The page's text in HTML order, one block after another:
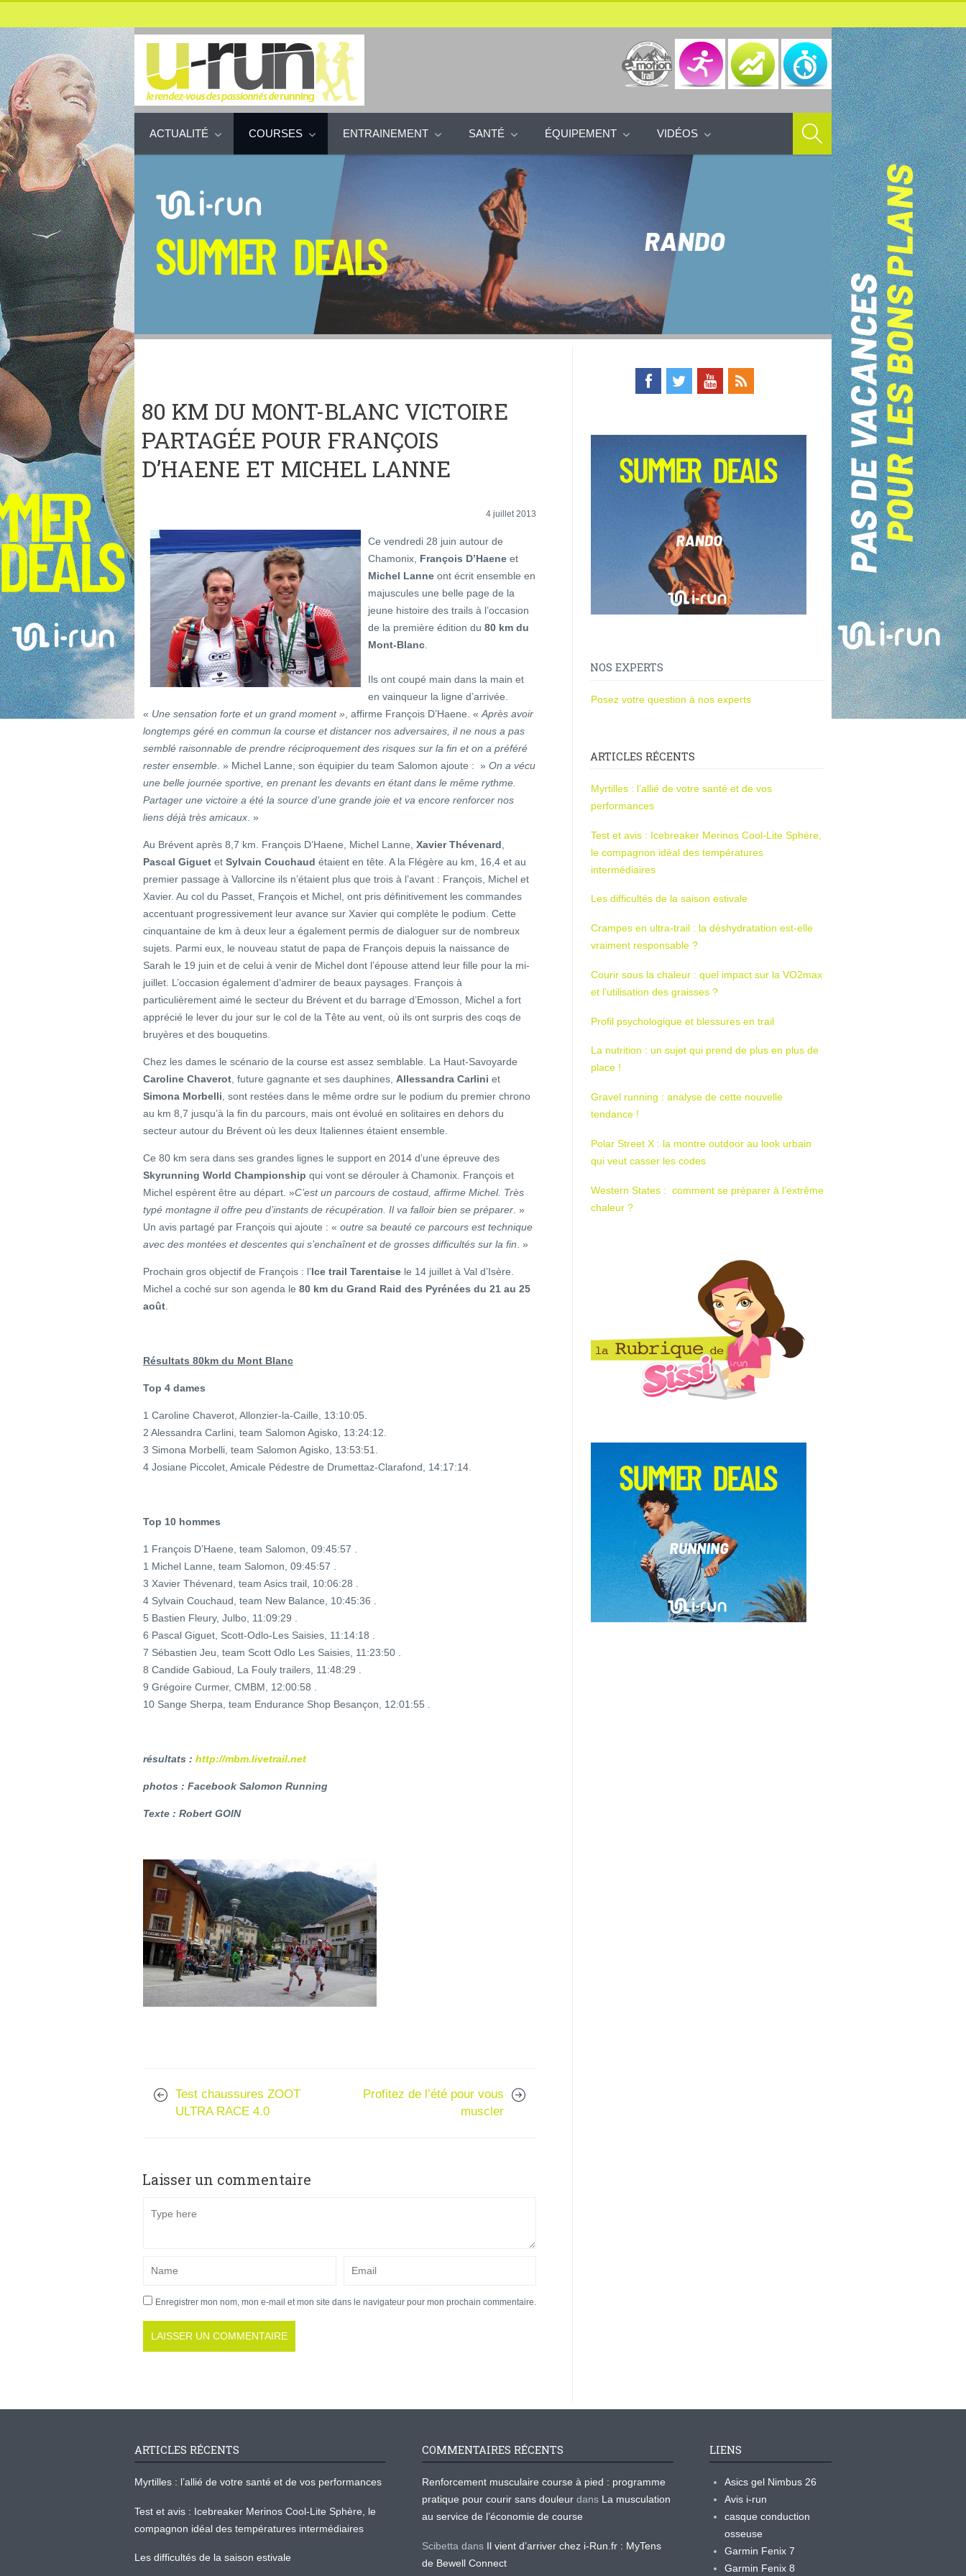
ACTUALITÉ COURSES ENTRAINEMENT SANTÉ ÉQUIPEMENT VIDÉOS
80 KM DU MONT-BLANC VICTOIRE
PARTAGÉE POUR FRANÇOIS
D’HAENE ET MICHEL LANNE
4 juillet 2013
Ce vendredi 28 juin autour de
Chamonix, François D’Haene et
Michel Lanne ont écrit ensemble en
majuscules une belle page de la
jeune histoire des trails à l’occasion
de la première édition du 80 km du
Mont-Blanc
Ils ont coupé main dans la main et
en vainqueur la ligne d’arrivée.
« Une sensation forte et un grand moment » , affirme François D’Haene. « Après avoir
longtemps géré en commun la course et distancer nos adversaires, il ne nous a pas
semblé raisonnable de prendre réciproquement des risques sur la fin et on a préféré
rester ensemble . » Michel Lanne, son équipier du team Salomon ajoute : » On a vécu
une belle journée sportive, en prenant les devants en étant dans le même rythme.
Partager une victoire a été la source d’une grande joie et va encore renforcer nos
liens déjà très amicaux . »
Au Brévent après 8,7 km. François D’Haene, Michel Lanne, Xavier Thévenard
Pascal Giguet et Sylvain Couchaud étaient en tête. A la Flégère au km, 16,4 et au
premier passage à Vallorcine ils n’étaient plus que trois à l’avant : François, Michel et
Xavier. Au col du Passet, François et Michel, ont pris définitivement les commandes
accentuant progressivement leur avance sur Xavier qui complète le podium. Cette
cinquantaine de km à deux leur a également permis de dialoguer sur de nombreux
sujets. Parmi eux, le nouveau statut de papa de François depuis la naissance de
Sarah le 19 juin et de celui à venir de Michel dont l’épouse attend leur fille pour la mi-
juillet. L’occasion également d’admirer de beaux paysages. François à
particulièrement aimé le secteur du Brévent et du barrage d’Emosson, Michel a fort
apprécié le lever du jour sur le col de la Tête au vent, où ils ont surpris des coqs de
bruyères et des bouquetins.
Chez les dames le scénario de la course est assez semblable. La Haut-Savoyarde
Caroline Chaverot , future gagnante et ses dauphines, Allessandra Carlini et
Simona Morbelli , sont restées dans le même ordre sur le podium du premier chrono
au km 8,7 jusqu’à la fin du parcours, mais ont évolué en solitaires en dehors du
secteur autour du Brévent où les deux Italiennes étaient ensemble.
Ce 80 km sera dans ses grandes lignes le support en 2014 d’une épreuve des
Skyrunning World Championship qui vont se dérouler à Chamonix. François et
Michel espèrent être au départ. »C’est un parcours de costaud, affirme Michel. Très
typé montagne il offre peu d’instants de récupération. Il va falloir bien se préparer . »
Un avis partagé par François qui ajoute : « outre sa beauté ce parcours est technique
avec des montées et descentes qui s’enchaînent et de grosses difficultés sur la fin . »
Prochain gros objectif de François : l’Ice trail Tarentaise le 14 juillet à Val d’Isère.
Michel a coché sur son agenda le 80 km du Grand Raid des Pyrénées du 21 au 25
août
Résultats 80km du Mont Blanc
Top 4 dames
1 Caroline Chaverot, Allonzier-la-Caille, 13:10:05.
2 Alessandra Carlini, team Salomon Agisko, 13:24:12.
3 Simona Morbelli, team Salomon Agisko, 13:53:51.
4 Josiane Piccolet, Amicale Pédestre de Drumettaz-Clarafond, 14:17:14.
Top 10 hommes
1 François D’Haene, team Salomon, 09:45:57 .
1 Michel Lanne, team Salomon, 09:45:57 .
3 Xavier Thévenard, team Asics trail, 10:06:28 .
4 Sylvain Couchaud, team New Balance, 10:45:36 .
5 Bastien Fleury, Julbo, 11:09:29 .
6 Pascal Giguet, Scott-Odlo-Les Saisies, 11:14:18 .
7 Sébastien Jeu, team Scott Odlo Les Saisies, 11:23:50 .
8 Candide Gabioud, La Fouly trailers, 11:48:29 .
9 Grégoire Curmer, CMBM, 12:00:58 .
10 Sange Sherpa, team Endurance Shop Besançon, 12:01:55 .
résultats : http://mbm.livetrail.net
photos : Facebook Salomon Running
Texte : Robert GOIN
Test chaussures ZOOT
ULTRA RACE 4.0
Profitez de l’été pour vous
muscler
Laisser un commentaire
Enregistrer mon nom, mon e-mail et mon site dans le navigateur pour mon prochain commentaire.
NOS EXPERTS
Posez votre question à nos experts
ARTICLES RÉCENTS
Myrtilles : l’allié de votre santé et de vos
performances
Test et avis : Icebreaker Merinos Cool-Lite Sphère,
le compagnon idéal des températures
intermédiaires
Les difficultés de la saison estivale
Crampes en ultra-trail : la déshydratation est-elle
vraiment responsable ?
Courir sous la chaleur : quel impact sur la VO2max
et l’utilisation des graisses ?
Profil psychologique et blessures en trail
La nutrition : un sujet qui prend de plus en plus de
place !
Gravel running : analyse de cette nouvelle
tendance !
Polar Street X : la montre outdoor au look urbain
qui veut casser les codes
Western States : comment se préparer à l’extrême
chaleur ?
ARTICLES RÉCENTS
Myrtilles : l’allié de votre santé et de vos performances
Test et avis : Icebreaker Merinos Cool-Lite Sphère, le
compagnon idéal des températures intermédiaires
Les difficultés de la saison estivale
COMMENTAIRES RÉCENTS
Renforcement musculaire course à pied : programme
pratique pour courir sans douleur dans La musculation
au service de l’économie de course
Scibetta dans Il vient d’arriver chez i-Run.fr : MyTens
de Bewell Connect
LIENS
Asics gel Nimbus 26
Avis i-run
casque conduction
osseuse
Garmin Fenix 7
Garmin Fenix 8